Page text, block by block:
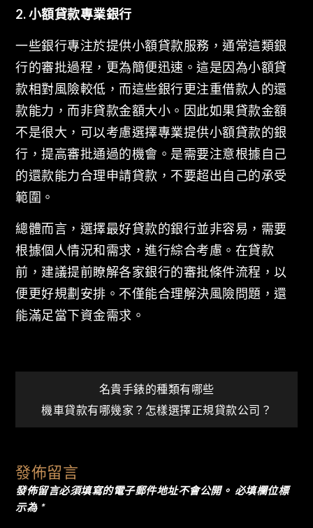
2. 小額貸款專業銀行
一些銀行專注於提供小額貸款服務，通常這類銀
行的審批過程，更為簡便迅速。這是因為小額貸
款相對風險較低，而這些銀行更注重借款人的還
款能力，而非貸款金額大小。因此如果貸款金額
不是很大，可以考慮選擇專業提供小額貸款的銀
行，提高審批通過的機會。是需要注意根據自己
的還款能力合理申請貸款，不要超出自己的承受
範圍。
總體而言，選擇最好貸款的銀行並非容易，需要
根據個人情況和需求，進行綜合考慮。在貸款
前，建議提前瞭解各家銀行的審批條件流程，以
便更好規劃安排。不僅能合理解決風險問題，還
能滿足當下資金需求。
文
章
導
覽
名貴手錶的種類有哪些
機車貸款有哪幾家？怎樣選擇正規貸款公司？
發佈留言
發佈留言必須填寫的電子郵件地址不會公開。 必填欄位標
示為 *